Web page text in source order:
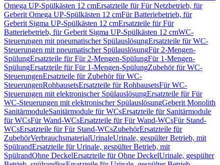
Omega UP-Spülkästen 12 cmErsatzteile für Für Netzbetrieb, für
Geberit Omega UP-Spülkästen 12 cmFür Batteriebetrieb, für
Geberit Sigma UP-Spülkästen 12 cmErsatzteile für Für
Batteriebetrieb, für Geberit Sigma UP-Spülkästen 12 cmWC-
Steuerungen mit pneumatischer SpülauslösungErsatzteile für WC-
Steuerungen mit pneumatischer SpülauslösungFür 2-Mengen-
SpülungErsatzteile für Für 2-Mengen-SpülungFür 1-Mengen-
SpülungErsatzteile für Für 1-Mengen-SpülungZubehör für WC-
SteuerungenErsatzteile für Zubehör für WC-
SteuerungenRohbausetsErsatzteile für RohbausetsFür WC-
Steuerungen mit elektronischer SpülauslösungErsatzteile für Für
WC-Steuerungen mit elektronischer SpülauslösungGeberit Monolith
SanitärmoduleSanitärmodule für WCsErsatzteile für Sanitärmodule
für WCsFür Wand-WCsErsatzteile für Für Wand-WCsFür Stand-
WCsErsatzteile für Für Stand-WCsZubehörErsatzteile für
ZubehörVerbrauchsmaterialUrinaleUrinale, gespülter Betrieb, mit
SpülrandErsatzteile für Urinale, gespülter Betrieb, mit
SpülrandOhne DeckelErsatzteile für Ohne DeckelUrinale, gespülter